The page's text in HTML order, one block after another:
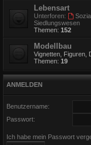
Lebensart
Unterforen:
Siedlungswesen
Themen: 152
Modellbau
Vignetten, Figuren,
Themen: 19
ANMELDEN
Benutzername:
Passwort:
Ich habe mein Passwort